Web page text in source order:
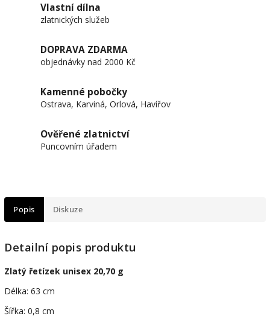
Vlastní dílna
zlatnických služeb
DOPRAVA ZDARMA
objednávky nad 2000 Kč
Kamenné pobočky
Ostrava, Karviná, Orlová, Havířov
Ověřené zlatnictví
Puncovním úřadem
Popis Diskuze
Detailní popis produktu
Zlatý řetízek unisex 20,70 g
Délka: 63 cm
Šířka: 0,8 cm